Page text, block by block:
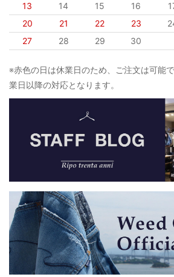
13
14 15 16
20
21 22 23
27
28 29 30
※赤色の日は休業日のため、ご注文は可能
業日以降の対応となります。